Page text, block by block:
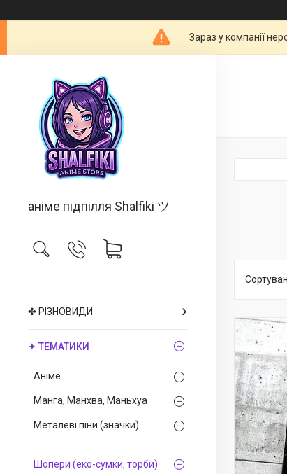
Зараз у компанії
аніме підпілля Shalfiki ツ
✤ РІЗНОВИДИ
✦ ТЕМАТИКИ
Аніме
Манга, Манхва, Маньхуа
Металеві піни (значки)
Шопери (еко-сумки, торби)